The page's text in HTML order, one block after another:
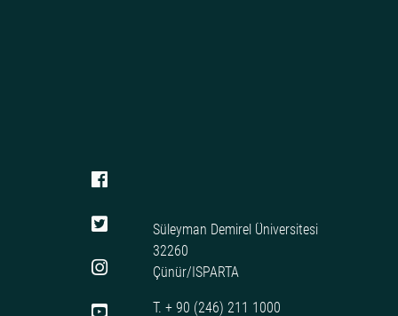
Süleyman Demirel Üniversitesi
32260
Çünür/ISPARTA
T. + 90 (246) 211 1000